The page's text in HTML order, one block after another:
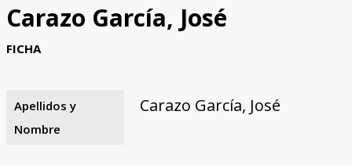
Búsqueda Dinámica
Búsqueda Avanzada
Razones y objetivos
El equipo
Colaboradores
Fuentes documentales
Carazo García, José
FICHA
Apellidos y
Nombre
Carazo García, José